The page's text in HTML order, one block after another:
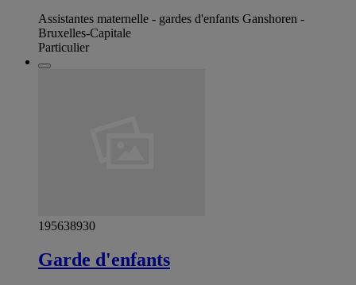
Assistantes maternelle - gardes d'enfants Ganshoren -
Bruxelles-Capitale
Particulier
195638930
Garde d'enfants